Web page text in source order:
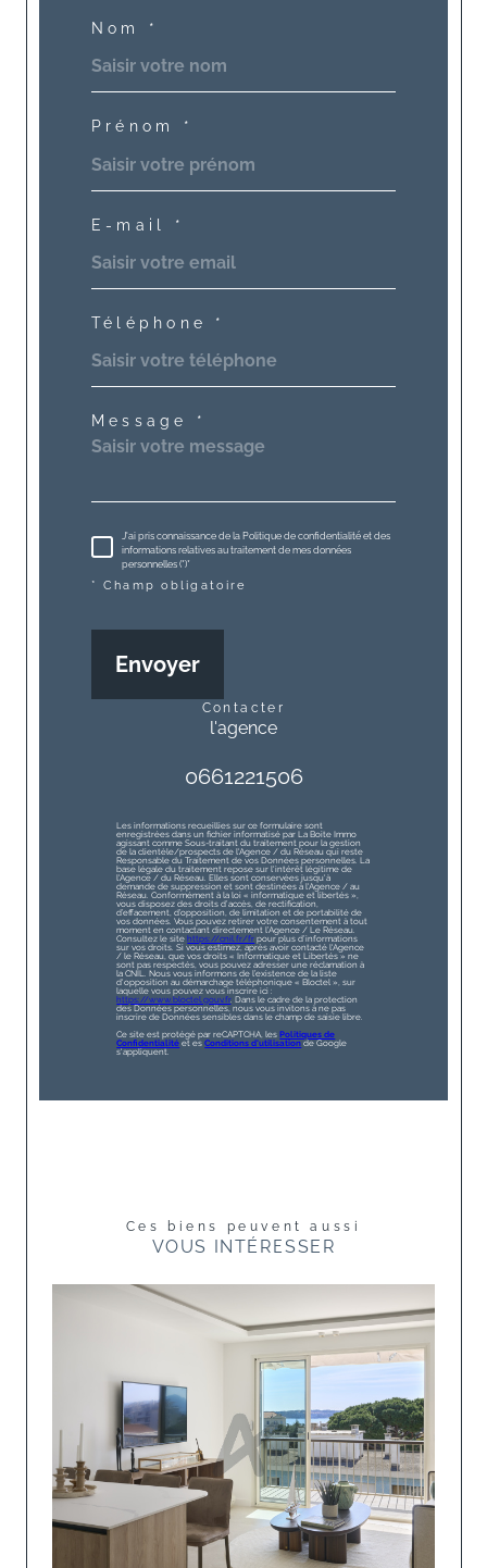
Nom *
Prénom *
E-mail *
Téléphone *
Message *
J'ai pris connaissance de la Politique de confidentialité et des
informations relatives au traitement de mes données
personnelles (*)*
* Champ obligatoire
Envoyer
contacter
l'agence
0661221506
Les informations recueillies sur ce formulaire sont
enregistrées dans un fichier informatisé par La Boite Immo
agissant comme Sous-traitant du traitement pour la gestion
de la clientèle/prospects de l'Agence / du Réseau qui reste
Responsable du Traitement de vos Données personnelles. La
base légale du traitement repose sur l'intérêt légitime de
l'Agence / du Réseau. Elles sont conservées jusqu'à
demande de suppression et sont destinées à l'Agence / au
Réseau. Conformément à la loi « informatique et libertés »,
vous disposez des droits d’accès, de rectification,
d’effacement, d’opposition, de limitation et de portabilité de
vos données. Vous pouvez retirer votre consentement à tout
moment en contactant directement l’Agence / Le Réseau.
Consultez le site https://cnil.fr/fr pour plus d’informations
sur vos droits. Si vous estimez, après avoir contacté l'Agence
/ le Réseau, que vos droits « Informatique et Libertés » ne
sont pas respectés, vous pouvez adresser une réclamation à
la CNIL. Nous vous informons de l’existence de la liste
d'opposition au démarchage téléphonique « Bloctel », sur
laquelle vous pouvez vous inscrire ici :
https://www.bloctel.gouv.fr. Dans le cadre de la protection
des Données personnelles, nous vous invitons à ne pas
inscrire de Données sensibles dans le champ de saisie libre.
Ce site est protégé par reCAPTCHA, les Politiques de
Confidentialité et esConditions d'utilisation de Google
s'appliquent.
Ces biens peuvent aussi
VOUS INTÉRESSER